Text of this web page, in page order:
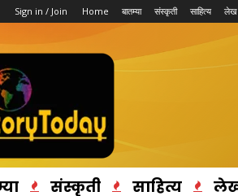
Sign in / Join Home बातम्या संस्कृती साहित्य लेख
संस्कृती साहित्य